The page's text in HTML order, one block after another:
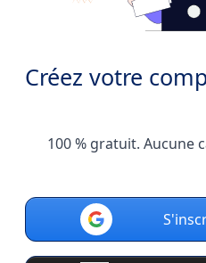
Créez votre
100 % gratuit. Aucune